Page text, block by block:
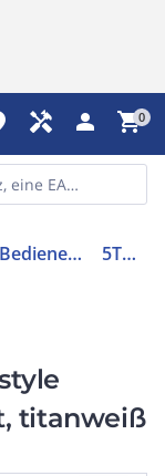
handyman person shopping_cart0
Abdeckung/Bedienelement für Installationsschalterprogramme 5TG71410TW20
titanweiß